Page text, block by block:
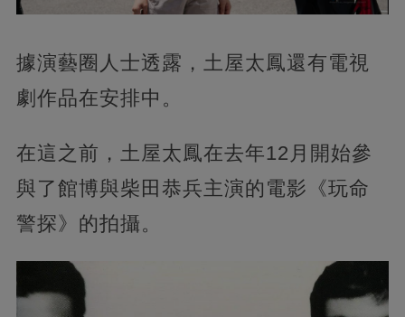
據演藝圈人士透露，土屋太鳳還有電視
劇作品在安排中。
在這之前，土屋太鳳在去年12月開始參
與了館博與柴田恭兵主演的電影《玩命
警探》的拍攝。